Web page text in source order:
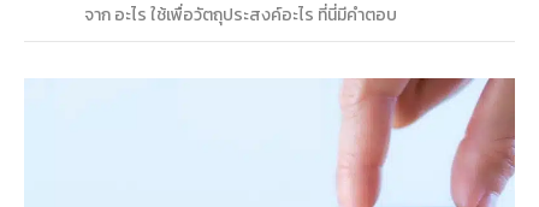
จาก อะไร ใช้เพื่อวัตถุประสงค์อะไร ที่นี่มีคำตอบ